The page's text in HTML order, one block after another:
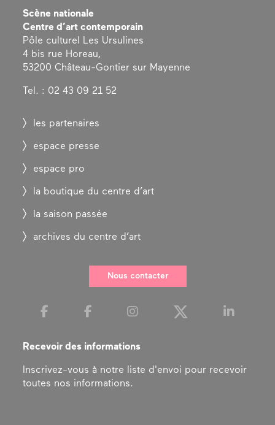
Scène nationale
Centre d’art contemporain
Pôle culturel Les Ursulines
4 bis rue Horeau,
53200 Château-Gontier sur Mayenne
Tel. : 02 43 09 21 52
les partenaires
espace presse
espace pro
la boutique du centre d’art
la saison passée
archives du centre d’art
Nous contacter
Recevoir des informations
Inscrivez-vous à notre liste d'envoi pour recevoir
toutes nos informations.